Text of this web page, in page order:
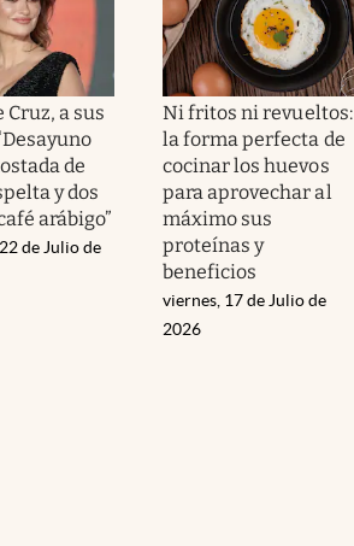
Cruz, a sus
de
y dos
arábigo”
de Julio de
Ni fritos ni revueltos:
la forma perfecta de
cocinar los huevos
para aprovechar al
máximo sus
proteínas y
beneficios
viernes, 17 de Julio de
2026